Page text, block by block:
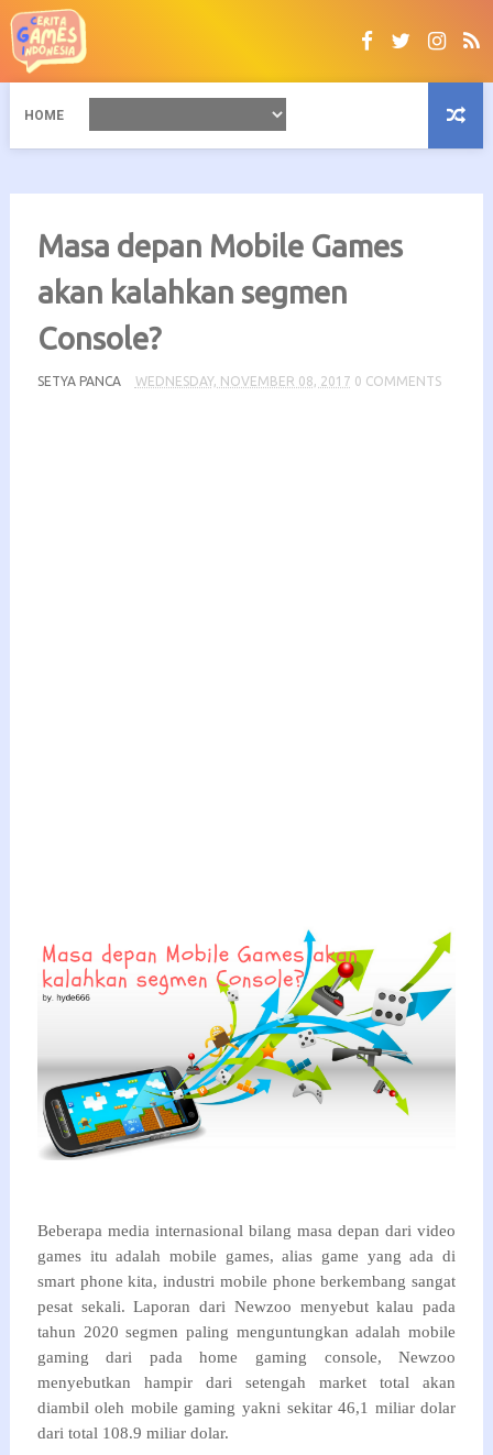
HOME
Masa depan Mobile Games
akan kalahkan segmen
Console?
SETYA PANCA WEDNESDAY, NOVEMBER 08, 2017 0 COMMENTS
Beberapa media internasional bilang masa depan dari video
games itu adalah mobile games, alias game yang ada di
smart phone kita, industri mobile phone berkembang sangat
pesat sekali. Laporan dari Newzoo menyebut kalau pada
tahun 2020 segmen paling menguntungkan adalah mobile
gaming dari pada home gaming console, Newzoo
menyebutkan hampir dari setengah market total akan
diambil oleh mobile gaming yakni sekitar 46,1 miliar dolar
dari total 108.9 miliar dolar.